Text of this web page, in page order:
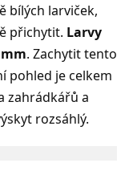
bílých larviček,
přichytit. Larvy
. Zachytit tento
pohled je celkem
zahrádkářů a
rozsáhlý.